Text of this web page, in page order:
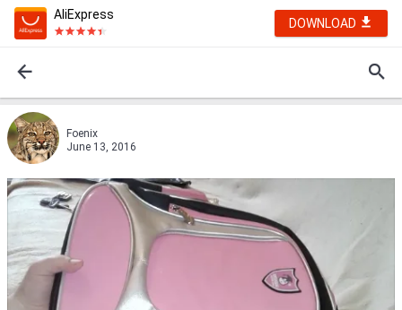
AliExpress
DOWNLOAD
Foenix
June 13, 2016